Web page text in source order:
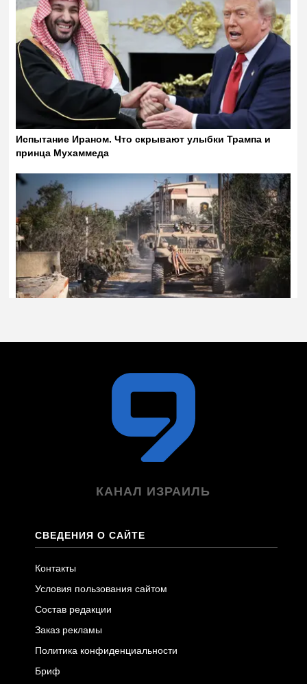
КАНАЛ ИЗРАИЛЬ
СВЕДЕНИЯ О САЙТЕ
Контакты
Условия пользования сайтом
Состав редакции
Заказ рекламы
Политика конфиденциальности
Бриф